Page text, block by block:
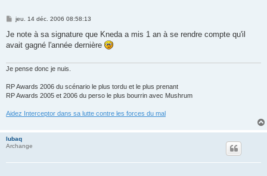
M
s
a
jeu. 14 déc. 2006 08:58:13
Je note à sa signature que Kneda a mis 1 an à se rendre compte qu'il
avait gagné l'année dernière
Je pense donc je nuis.
RP Awards 2006 du scénario le plus tordu et le plus prenant
RP Awards 2005 et 2006 du perso le plus bourrin avec Mushrum
Aidez Interceptor dans sa lutte contre les forces du mal
lubaq
Archange